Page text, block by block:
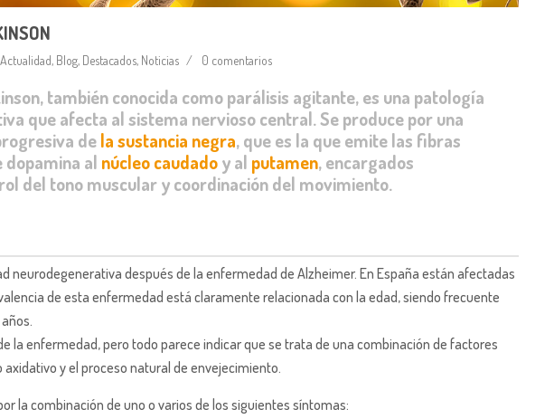
Actualidad, Blog, Destacados, Noticias 0 comentarios
también conocida como parálisis agitante, es una patología
que afecta al sistema nervioso central. Se produce por una
dela sustancia negra, que es la que emite las fibras
al núcleo caudadoy al putamen, encargados
del tono muscular y coordinación del movimiento.
neurodegenerativa después de la enfermedad de Alzheimer. En España están afectadas
de esta enfermedad está claramente relacionada con la edad, siendo frecuente
la enfermedad, pero todo parece indicar que se trata de una combinación de factores
y el proceso natural de envejecimiento.
la combinación de uno o varios de los siguientes síntomas: